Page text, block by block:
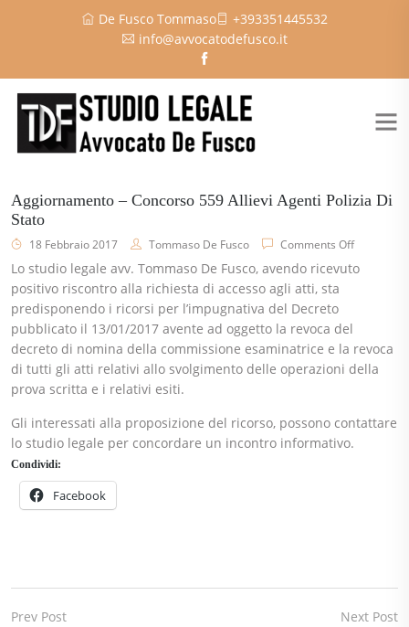
De Fusco Tommaso
+393351445532
info@avvocatodefusco.it
Aggiornamento – Concorso 559 Allievi Agenti Polizia Di
Stato
18 Febbraio 2017 Tommaso De Fusco Comments Off
Lo studio legale avv. Tommaso De Fusco, avendo ricevuto
positivo riscontro alla richiesta di accesso agli atti, sta
predisponendo i ricorsi per l’impugnativa del Decreto
pubblicato il 13/01/2017 avente ad oggetto la revoca del
decreto di nomina della commissione esaminatrice e la revoca
di tutti gli atti relativi allo svolgimento delle operazioni della
prova scritta e i relativi esiti.
Gli interessati alla proposizione del ricorso, possono contattare
lo studio legale per concordare un incontro informativo.
Condividi:
Facebook
Prev Post
Next Post